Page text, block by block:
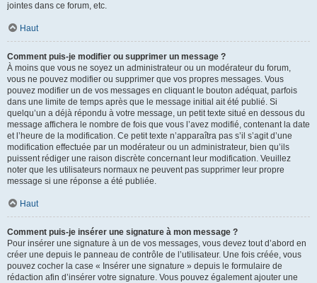
jointes dans ce forum, etc.
Haut
Comment puis-je modifier ou supprimer un message ?
À moins que vous ne soyez un administrateur ou un modérateur du forum,
vous ne pouvez modifier ou supprimer que vos propres messages. Vous
pouvez modifier un de vos messages en cliquant le bouton adéquat, parfois
dans une limite de temps après que le message initial ait été publié. Si
quelqu’un a déjà répondu à votre message, un petit texte situé en dessous du
message affichera le nombre de fois que vous l’avez modifié, contenant la date
et l’heure de la modification. Ce petit texte n’apparaîtra pas s’il s’agit d’une
modification effectuée par un modérateur ou un administrateur, bien qu’ils
puissent rédiger une raison discrète concernant leur modification. Veuillez
noter que les utilisateurs normaux ne peuvent pas supprimer leur propre
message si une réponse a été publiée.
Haut
Comment puis-je insérer une signature à mon message ?
Pour insérer une signature à un de vos messages, vous devez tout d’abord en
créer une depuis le panneau de contrôle de l’utilisateur. Une fois créée, vous
pouvez cocher la case « Insérer une signature » depuis le formulaire de
rédaction afin d’insérer votre signature. Vous pouvez également ajouter une